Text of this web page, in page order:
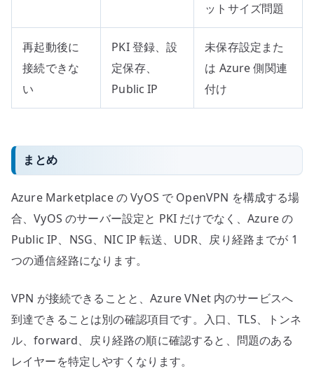
ットサイズ問題
再起動後に
接続できな
い
PKI 登録、設
定保存、
Public IP
未保存設定また
は Azure 側関連
付け
まとめ
Azure Marketplace の VyOS で OpenVPN を構成する場
合、VyOS のサーバー設定と PKI だけでなく、Azure の
Public IP、NSG、NIC IP 転送、UDR、戻り経路までが 1
つの通信経路になります。
VPN が接続できることと、Azure VNet 内のサービスへ
到達できることは別の確認項目です。入口、TLS、トンネ
ル、forward、戻り経路の順に確認すると、問題のある
レイヤーを特定しやすくなります。